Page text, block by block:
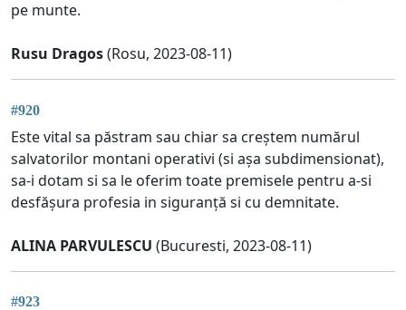
pe munte.
Rusu Dragos(Rosu, 2023-08-11)
#920
Este vital sa păstram sau chiar sa creștem numărul
salvatorilor montani operativi (si așa subdimensionat),
sa-i dotam si sa le oferim toate premisele pentru a-si
desfășura profesia in siguranță si cu demnitate.
ALINA PARVULESCU (Bucuresti, 2023-08-11)
#923